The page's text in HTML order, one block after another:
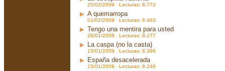
22/02/2009 Lecturas: 8.772
A quemarropa
01/02/2009 Lecturas: 8.403
Tengo una mentira para usted
28/01/2009 Lecturas: 8.277
La caspa (no la casta)
15/01/2009 Lecturas: 8.366
España desacelerada
15/01/2009 Lecturas: 9.246